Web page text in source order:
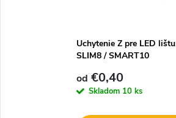
Uchytenie Z pre LED lištu
SLIM8 / SMART10
od €0,40
Skladom 10 ks